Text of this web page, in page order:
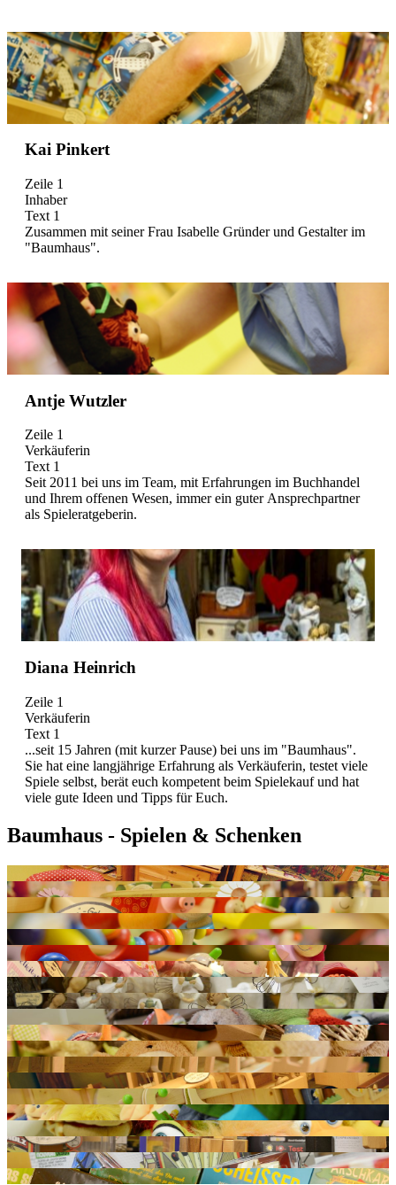
Kai Pinkert
Zeile 1
Inhaber
Text 1
Zusammen mit seiner Frau Isabelle Gründer und Gestalter im
"Baumhaus".
Antje Wutzler
Zeile 1
Verkäuferin
Text 1
Seit 2011 bei uns im Team, mit Erfahrungen im Buchhandel
und Ihrem offenen Wesen, immer ein guter Ansprechpartner
als Spieleratgeberin.
Diana Heinrich
Zeile 1
Verkäuferin
Text 1
...seit 15 Jahren (mit kurzer Pause) bei uns im "Baumhaus".
Sie hat eine langjährige Erfahrung als Verkäuferin, testet viele
Spiele selbst, berät euch kompetent beim Spielekauf und hat
viele gute Ideen und Tipps für Euch.
Baumhaus - Spielen & Schenken